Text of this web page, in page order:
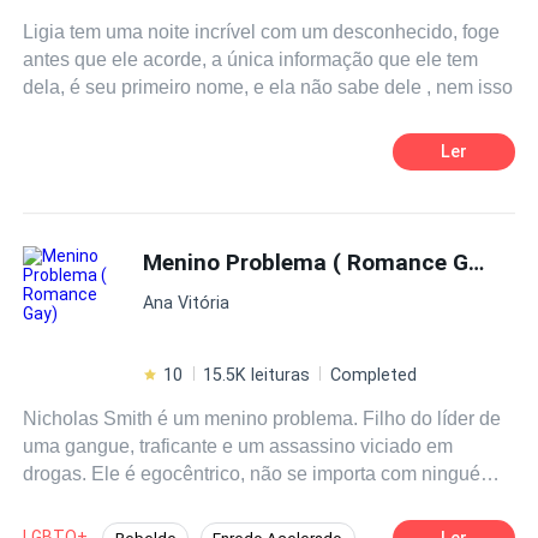
Ligia tem uma noite incrível com um desconhecido, foge
antes que ele acorde, a única informação que ele tem
dela, é seu primeiro nome, e ela não sabe dele , nem isso
Ler
Menino Problema ( Romance Gay)
Ana Vitória
10 15.5K leituras Completed
Nicholas Smith é um menino problema. Filho do líder de
uma gangue, traficante e um assassino viciado em
drogas. Ele é egocêntrico, não se importa com ninguém
consegue! Arthur Bianchi é filho de um empresário bem